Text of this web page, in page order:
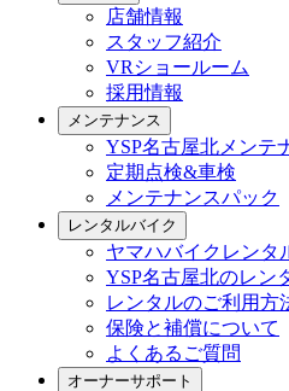
店舗情報
スタッフ紹介
VRショールーム
採用情報
メンテナンス
YSP名古屋北メンテ
定期点検&車検
メンテナンスパック
レンタルバイク
ヤマハバイクレンタ
YSP名古屋北のレン
レンタルのご利用方
保険と補償について
よくあるご質問
オーナーサポート